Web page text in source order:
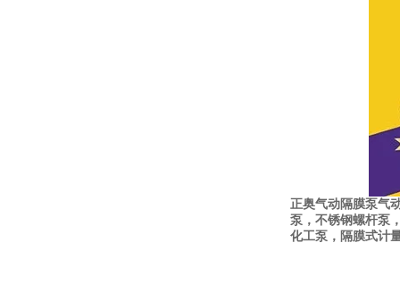
正奥气动隔膜泵气
泵，不锈钢螺杆泵
化工泵，隔膜式计